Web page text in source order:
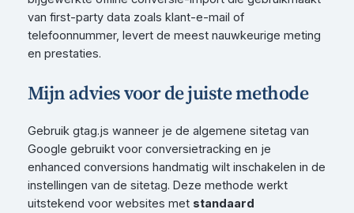
van first-party data zoals klant-e-mail of
telefoonnummer, levert de meest nauwkeurige meting
en prestaties.
Mijn advies voor de juiste methode
Gebruik gtag.js wanneer je de algemene sitetag van
Google gebruikt voor conversietracking en je
enhanced conversions handmatig wilt inschakelen in de
instellingen van de sitetag. Deze methode werkt
uitstekend voor websites met standaard